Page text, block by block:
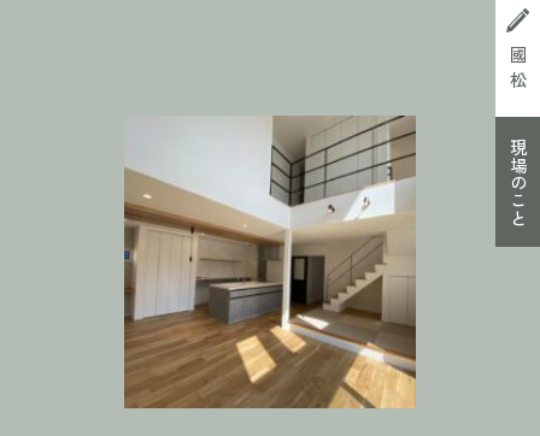
國松
現場のこと